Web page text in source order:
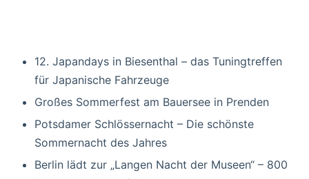
12. Japandays in Biesenthal – das Tuningtreffen
für Japanische Fahrzeuge
Großes Sommerfest am Bauersee in Prenden
Potsdamer Schlössernacht – Die schönste
Sommernacht des Jahres
Berlin lädt zur „Langen Nacht der Museen“ – 800